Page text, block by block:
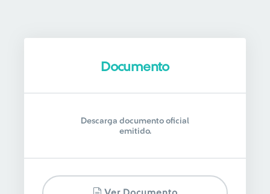
Documento
Descarga documento oficial
emitido.